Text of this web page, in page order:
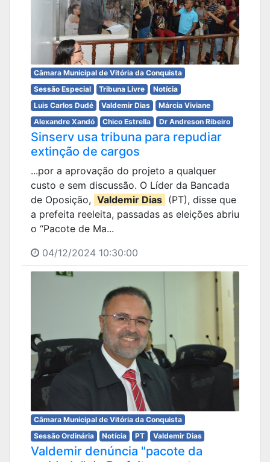
Câmara Municipal de Vitória da Conquista
Sessão Especial
Tribuna Livre
Notícia
Luis Carlos Dudé
Valdemir Dias
Márcia Viviane
Alexandre Xandó
Chico Estrella Dr Andreson Ribeiro
Sinserv usa tribuna para repudiar
extinção de cargos
...por a aprovação do projeto a qualquer
custo e sem discussão. O Líder da Bancada
de Oposição, Valdemir Dias (PT), disse que
a prefeita reeleita, passadas as eleições abriu
o “Pacote de Ma...
04/12/2024 10:30:00
Câmara Municipal de Vitória da Conquista
Sessão Ordinária
Notícia PT Valdemir Dias
Valdemir denúncia "pacote da